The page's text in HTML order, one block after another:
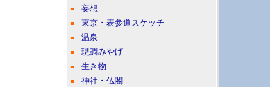
妄想
東京・表参道スケッチ
温泉
現調みやげ
生き物
神社・仏閣